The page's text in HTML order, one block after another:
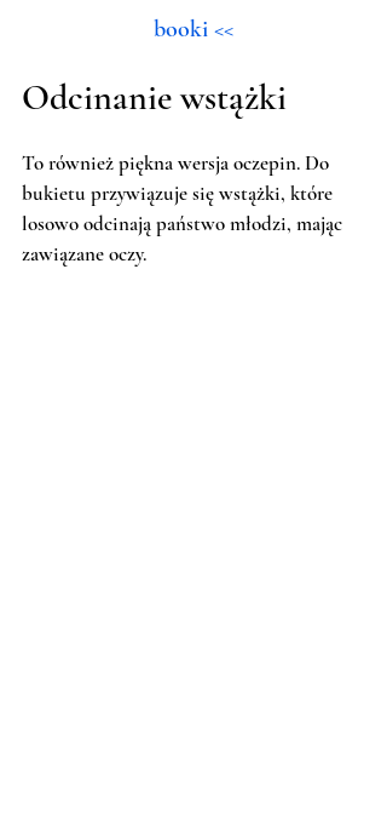
booki <<
Odcinanie wstążki
To również piękna wersja oczepin. Do
bukietu przywiązuje się wstążki, które
losowo odcinają państwo młodzi, mając
zawiązane oczy.